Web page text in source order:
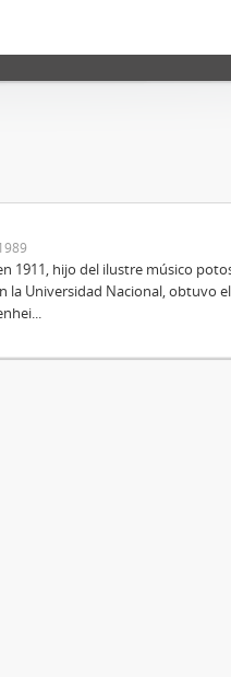
1911, hijo del ilustre músico
la Universidad Nacional, obtuvo